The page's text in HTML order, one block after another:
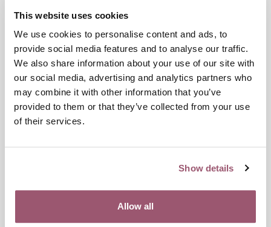
This website uses cookies
We use cookies to personalise content and ads, to
provide social media features and to analyse our traffic.
We also share information about your use of our site with
our social media, advertising and analytics partners who
may combine it with other information that you’ve
provided to them or that they’ve collected from your use
of their services.
Show details
Allow all
Socialstyrelsen har tagit fram en rekommendation om att
frågor om könsstympning ska ställas till alla gravida. Inom
mödrahälsovården och barnmorskemottagningar kan du vid
inskrivningssamtalet fråga om kvinnan har genomgått ett
ingrepp i underlivet, exempelvis en könsstympning. Det är
viktigt att även involvera mannen i dessa samtal.
En ingång till samtalet kan vara:
"Jag vet att könsstympning förekommer i vissa länder och
att det kan leda till hälsoproblem, bland annat i samband
för något sådant ingrepp?"